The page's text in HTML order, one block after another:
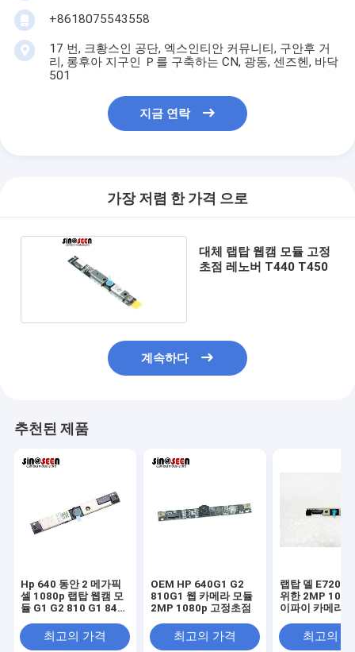
+8618075543558
17 번, 크황스인 공단, 엑스인티안 커뮤니티, 구안후 거
리, 롱후아 지구인 Ｐ를 구축하는 CN, 광동, 센즈헨, 바닥
501
지금 연락
가장 저렴 한 가격 으로
대체 랩탑 웹캠 모듈 고정
초점 레노버 T440 T450
계속하다
추천된 제품
Hp 640 동안 2 메가픽
셀 1080p 랩탑 웹캠 모
듈 G1 G2 810 G1 840
최고의 가격
OEM HP 640G1 G2
810G1 웹 카메라 모듈
2MP 1080p 고정초점
최고의 가격
랩탑 델 E720
위한 2MP
이파이 카메라
최고의